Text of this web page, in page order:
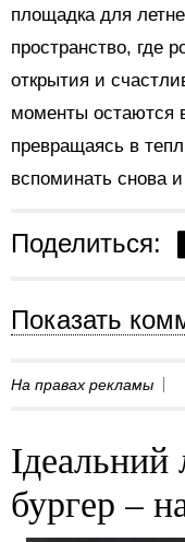
площадка для
пространство, где
открытия и
моменты остаются
превращаясь в
вспоминать снова
Поделиться:
Показать
На правах рекламы
бургер –